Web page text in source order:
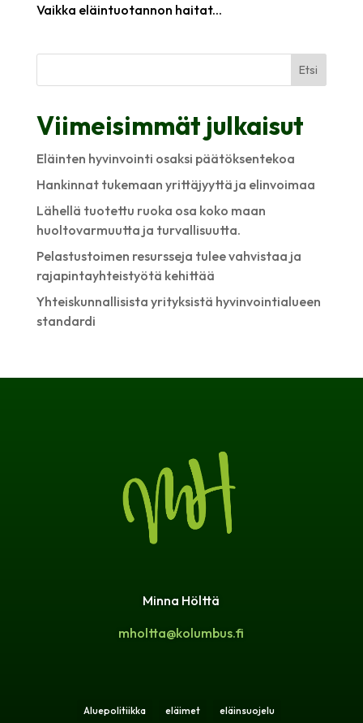
Vaikka eläintuotannon haitat...
Etsi
Viimeisimmät julkaisut
Eläinten hyvinvointi osaksi päätöksentekoa
Hankinnat tukemaan yrittäjyyttä ja elinvoimaa
Lähellä tuotettu ruoka osa koko maan
huoltovarmuutta ja turvallisuutta.
Pelastustoimen resursseja tulee vahvistaa ja
rajapintayhteistyötä kehittää
Yhteiskunnallisista yrityksistä hyvinvointialueen
standardi
Minna Hölttä
mholtta@kolumbus.fi
Aluepolitiikka eläimet eläinsuojelu